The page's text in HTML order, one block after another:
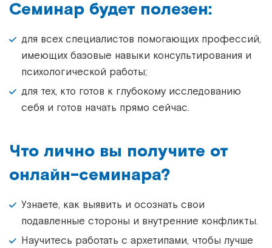
Семинар будет полезен:
для всех специалистов помогающих профессий,
имеющих базовые навыки консультирования и
психологической работы;
для тех, кто готов к глубокому исследованию
себя и готов начать прямо сейчас.
Что лично вы получите от
онлайн-семинара?
Узнаете, как выявить и осознать свои
подавленные стороны и внутренние конфликты.
Научитесь работать с архетипами, чтобы лучше